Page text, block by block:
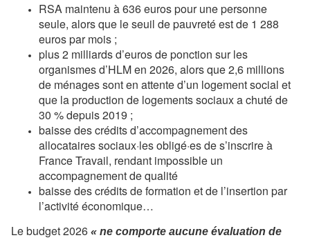
RSA maintenu à 636 euros pour une personne
seule, alors que le seuil de pauvreté est de 1 288
euros par mois ;
plus 2 milliards d’euros de ponction sur les
organismes d’HLM en 2026, alors que 2,6 millions
de ménages sont en attente d’un logement social et
que la production de logements sociaux a chuté de
30 % depuis 2019 ;
baisse des crédits d’accompagnement des
allocataires sociaux·les obligé·es de s’inscrire à
France Travail, rendant impossible un
accompagnement de qualité
baisse des crédits de formation et de l’insertion par
l’activité économique…
Le budget 2026 « ne comporte aucune évaluation de